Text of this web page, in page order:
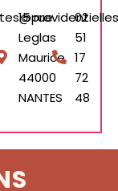
15 rue
Leglas
Maurice
44000
NANTES
02
51
17
72
48